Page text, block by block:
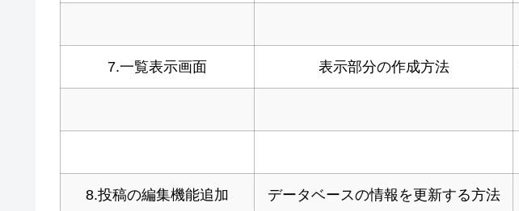
7.一覧表示画面 表示部分の作成方法
8.投稿の編集機能追加 データベースの情報を更新する方法